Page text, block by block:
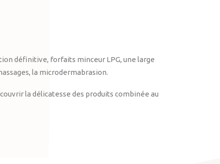
définitive, forfaits minceur LPG, une large
la microdermabrasion.
la délicatesse des produits combinée au